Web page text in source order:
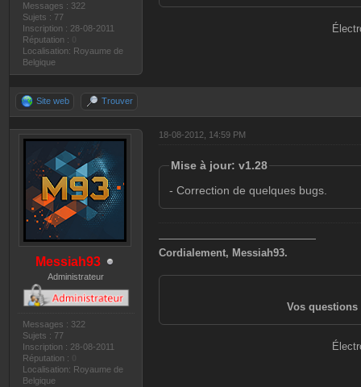
Messages : 322
Sujets : 77
Inscription : 28-08-2011
Réputation :
Localisation: Royaume de
Belgique
Site web Trouver
Messiah93
Administrateur
Messages : 322
Sujets : 77
Inscription : 28-08-2011
Réputation :
Localisation: Royaume de
Belgique
18-08-2012, 14:59 PM
Mise à jour: v1.28
- Correction de quelques bugs.
———————————————
Cordialement, Messiah93.
Vos questions